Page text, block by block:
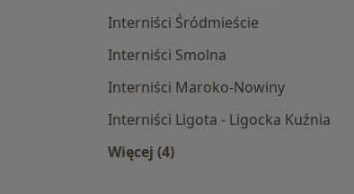
Interniści Śródmieście
Interniści Smolna
Interniści Maroko-Nowiny
Interniści Ligota - Ligocka Kuźnia
Więcej (4)